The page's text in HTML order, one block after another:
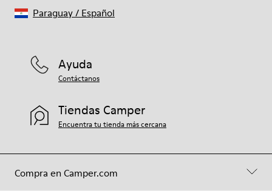
Compra en Camper.com
Ayuda
Contáctanos
Tiendas Camper
Encuentra tu tienda más cercana
Paraguay/ Español